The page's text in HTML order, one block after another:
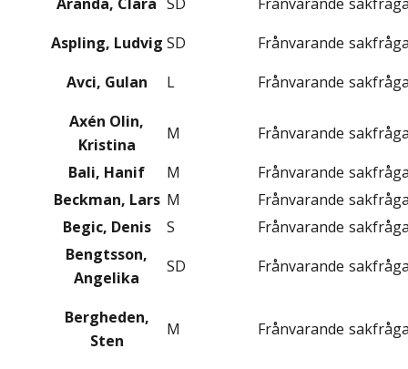
Aspling, Ludvig SD Frånvarande
Avci, Gulan
L Frånvarande
Axén Olin,
Kristina
M Frånvarande
Bali, Hanif
M Frånvarande
Beckman, Lars M Frånvarande
Begic, Denis
S Frånvarande
Bengtsson,
Angelika
SD Frånvarande
Bergheden,
Sten
M Frånvarande